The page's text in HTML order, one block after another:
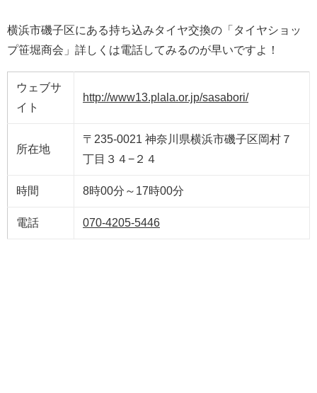
横浜市磯子区にある持ち込みタイヤ交換の「タイヤショッ
プ笹堀商会」詳しくは電話してみるのが早いですよ！
ウェブサ
イト
http://www13.plala.or.jp/sasabori/
所在地
〒235-0021 神奈川県横浜市磯子区岡村７
丁目３４−２４
時間 8時00分～17時00分
電話 070-4205-5446